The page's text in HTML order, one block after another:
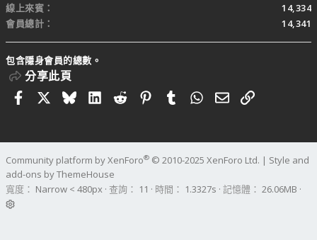
線上來賓
14,334
會員總計
14,341
包含隱身會員的總數。
分享此頁
FacebookBlueskyLinkedIn
RedditPinterestTumblrWhatsApp
電子郵件
連結
Community platform by XenForo® © 2010-2025 XenForo Ltd. | Style and
add-ons by ThemeHouse
寬度
查詢 11 時間 1.3327s 記憶體 26.06MB